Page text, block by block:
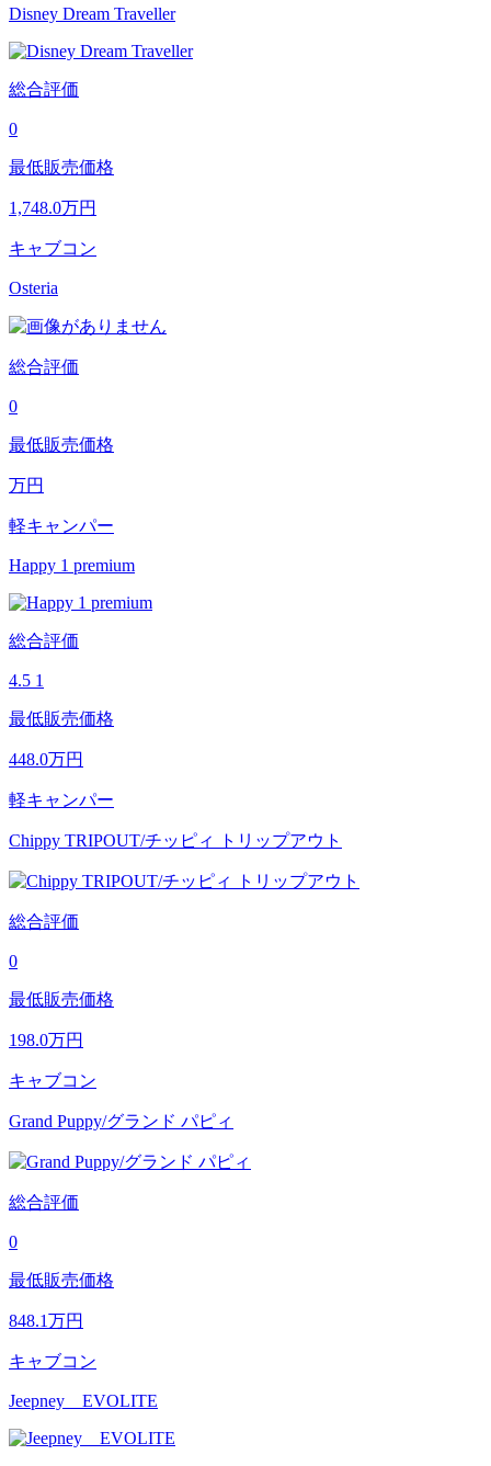
Disney Dream Traveller
総合評価
0
最低販売価格
1,748.0万円
キャブコン
Osteria
総合評価
0
最低販売価格
万円
軽キャンパー
Happy 1 premium
総合評価
4.5 1
最低販売価格
448.0万円
軽キャンパー
Chippy TRIPOUT/チッピィ トリップアウト
総合評価
0
最低販売価格
198.0万円
キャブコン
Grand Puppy/グランド パピィ
総合評価
0
最低販売価格
848.1万円
キャブコン
Jeepney EVOLITE